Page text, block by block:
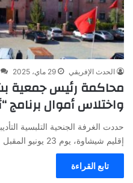
الحدث الإفريقي 29 ماي، 2025
محاكمة رئيس جمعية
واختلاس أموال برنامج
حددت الغرفة الجنحية التلبسية
إقليم شيشاوة، يوم 23 يونيو المقبل موعدًا لبدء أولى جلسات محاكمة…
تابع القراءة